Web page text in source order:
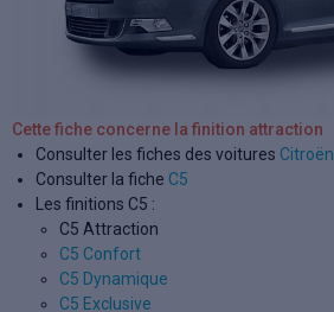
Cette fiche concerne la finition attraction
Consulter les fiches des voitures Citroën
Consulter la fiche C5
Les finitions C5 :
C5 Attraction
C5 Confort
C5 Dynamique
C5 Exclusive